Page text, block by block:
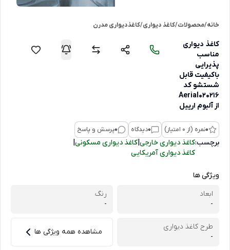
خانه/محصولات/کاغذ دیواری/کاغذدیواری مدرن
کاغذ دیواری
مناسب
پذیرایی
باکیفیت قابل
شستشو کد
Aerial020216
از آلبوم ارییل
0نمره (از 0 امتیاز) 0دیدگاه 0پرسش و پاسخ
برچسب:کاغذ دیواری خارجی کاغذ دیواری مسکونی
کاغذ دیواری آمریکایی
ویژگی ها
ابعاد
-
رنگ
-
طرح کاغذ دیواری
-
مشاهده همه ویژگی ها